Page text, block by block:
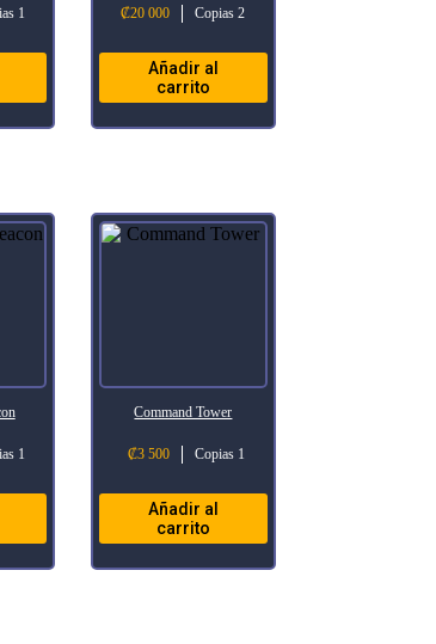
1 ₡20 000 Copias 2
Añadir al
carrito
1
Command Tower
₡3 500 Copias 1
Añadir al
carrito